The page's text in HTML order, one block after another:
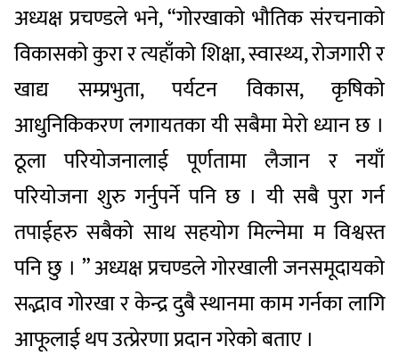
अध्यक्ष प्रचण्डले भने, “गोरखाको भौतिक संरचनाको
विकासको कुरा र त्यहाँको शिक्षा, स्वास्थ्य, रोजगारी र
खाद्य सम्प्रभुता, पर्यटन विकास, कृषिको
आधुनिकिकरण लगायतका यी सबैमा मेरो ध्यान छ ।
ठूला परियोजनालाई पूर्णतामा लैजान र नयाँ
परियोजना शुरु गर्नुपर्ने पनि छ । यी सबै पुरा गर्न
तपाईहरु सबैको साथ सहयोग मिल्नेमा म विश्वस्त
पनि छु । ” अध्यक्ष प्रचण्डले गोरखाली जनसमूदायको
सद्भाव गोरखा र केन्द्र दुबै स्थानमा काम गर्नका लागि
आफूलाई थप उत्प्रेरणा प्रदान गरेको बताए ।